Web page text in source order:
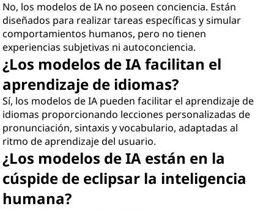
No, los modelos de IA no poseen conciencia. Están
diseñados para realizar tareas específicas y simular
comportamientos humanos, pero no tienen
experiencias subjetivas ni autoconciencia.
¿Los modelos de IA facilitan el
aprendizaje de idiomas?
Sí, los modelos de IA pueden facilitar el aprendizaje de
idiomas proporcionando lecciones personalizadas de
pronunciación, sintaxis y vocabulario, adaptadas al
ritmo de aprendizaje del usuario.
¿Los modelos de IA están en la
cúspide de eclipsar la inteligencia
humana?